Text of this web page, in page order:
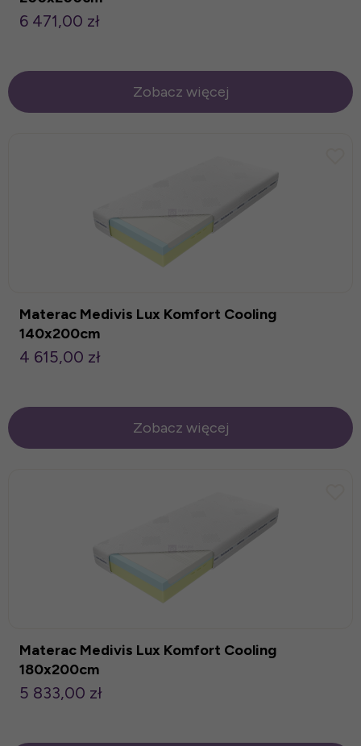
6 471,00 zł
Zobacz więcej
Materac Medivis Lux Komfort Cooling
140x200cm
4 615,00 zł
Zobacz więcej
Materac Medivis Lux Komfort Cooling
180x200cm
5 833,00 zł